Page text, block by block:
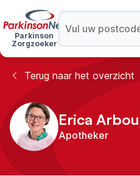
Parkinson
Zorgzoeker
Terug naar het overzicht
Erica
Apotheker